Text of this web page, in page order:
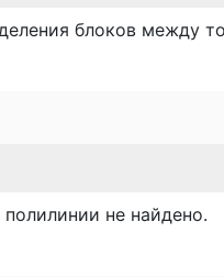
блоков между
не найдено.